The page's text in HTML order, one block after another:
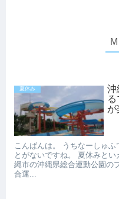
夏休み
沖
が
こんばんは。 うちなーしゅ
とがないですね。 夏休みと
縄市の沖縄県総合運動公園の
合運...